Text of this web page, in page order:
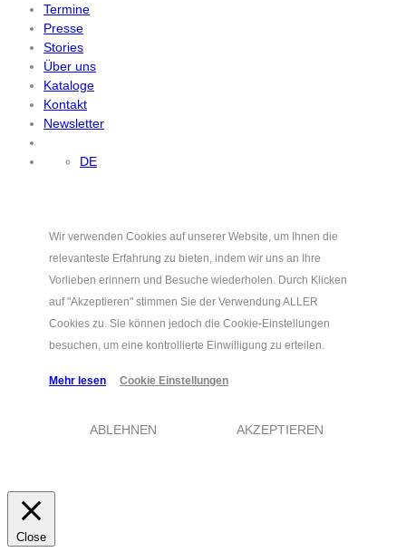
Termine
Presse
Stories
Über uns
Kataloge
Kontakt
Newsletter
DE
Wir verwenden Cookies auf unserer Website, um Ihnen die
relevanteste Erfahrung zu bieten, indem wir uns an Ihre
Vorlieben erinnern und Besuche wiederholen. Durch Klicken
auf "Akzeptieren" stimmen Sie der Verwendung ALLER
Cookies zu. Sie können jedoch die Cookie-Einstellungen
besuchen, um eine kontrollierte Einwilligung zu erteilen.
Mehr lesen Cookie Einstellungen
ABLEHNEN AKZEPTIEREN
Close